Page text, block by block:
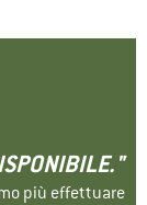
più effettuare